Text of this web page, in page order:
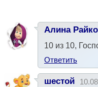
Алина
10 из 10,
Ответить
шестой